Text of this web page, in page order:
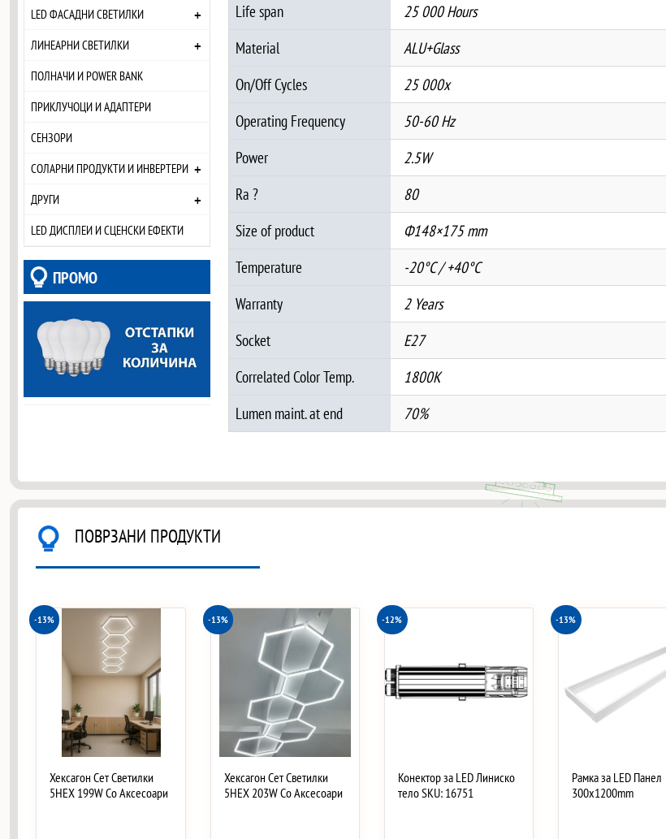
LED ФАСАДНИ СВЕТИЛКИ
+
ЛИНЕАРНИ СВЕТИЛКИ +
ПОЛНАЧИ И POWER BANK
ПРИКЛУЧОЦИ И АДАПТЕРИ
СЕНЗОРИ
СОЛАРНИ ПРОДУКТИ И ИНВЕРТЕРИ +
ДРУГИ +
LED ДИСПЛЕИ И СЦЕНСКИ ЕФЕКТИ
ПРОМО
Life span
25 000 Hours
Material
ALU+Glass
On/Off Cycles
25 000x
Operating Frequency
50-60 Hz
Power
2.5W
Ra ?
80
Size of product
Ф148×175 mm
Temperature
-20°C / +40°C
Warranty
2 Years
Socket
E27
Correlated Color Temp.
1800K
Lumen maint. at end
70%
ПОВРЗАНИ ПРОДУКТИ
-13%
Хексагон Сет Светилки
5HEX 199W Со Аксесоари
-13%
Хексагон Сет Светилки
5HEX 203W Со Аксесоари
-12%
Конектор за LED Линиско
тело SKU: 16751
-13%
Рамка за LED Панел
300x1200mm